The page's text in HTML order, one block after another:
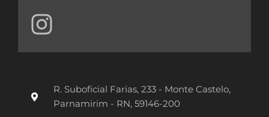
I
n
s
R. Suboficial Farias, 233 - Monte Castelo,
Parnamirim - RN, 59146-200